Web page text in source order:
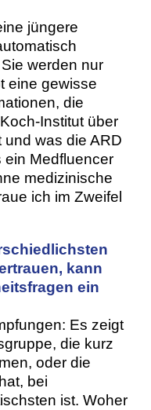
jüngere
werden nur
eine gewisse
die
Institut über
was die ARD
ein Medfluencer
medizinische
ich im Zweifel
kann
ein
Es zeigt
die kurz
oder die
bei
ist. Woher